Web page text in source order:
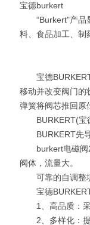
宝德burkert
“Burkert"产品显
料、食品加工、制
宝德BURKERT
移动并改变阀门的
弹簧将阀芯推回原
BURKERT(宝德
BURKERT先导
burkert电磁阀
阀体，流量大。
可靠的自调整填
宝德BURKERT
1、高品质：采
2、多样化：提